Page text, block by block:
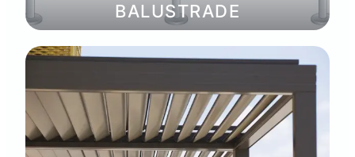
BALUSTRADE